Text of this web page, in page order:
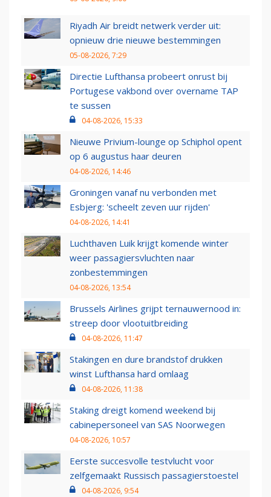
Riyadh Air breidt netwerk verder uit:
opnieuw drie nieuwe bestemmingen
05-08-2026, 7:29
Directie Lufthansa probeert onrust bij
Portugese vakbond over overname TAP
te sussen
04-08-2026, 15:33
Nieuwe Privium-lounge op Schiphol opent
op 6 augustus haar deuren
04-08-2026, 14:46
Groningen vanaf nu verbonden met
Esbjerg: 'scheelt zeven uur rijden'
04-08-2026, 14:41
Luchthaven Luik krijgt komende winter
weer passagiersvluchten naar
zonbestemmingen
04-08-2026, 13:54
Brussels Airlines grijpt ternauwernood in:
streep door vlootuitbreiding
04-08-2026, 11:47
Stakingen en dure brandstof drukken
winst Lufthansa hard omlaag
04-08-2026, 11:38
Staking dreigt komend weekend bij
cabinepersoneel van SAS Noorwegen
04-08-2026, 10:57
Eerste succesvolle testvlucht voor
zelfgemaakt Russisch passagierstoestel
04-08-2026, 9:54